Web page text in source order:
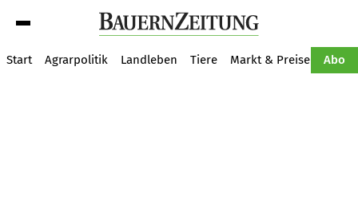
Start Agrarpolitik Landleben Tiere Markt & Preise Abo